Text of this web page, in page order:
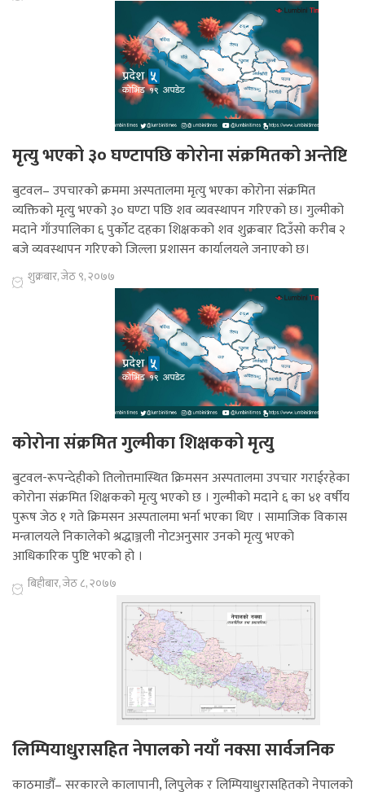
मृत्यु भएको ३० घण्टापछि कोरोना संक्रमितको अन्तेष्टि
बुटवल– उपचारको क्रममा अस्पतालमा मृत्यु भएका कोरोना संक्रमित
व्यक्तिको मृत्यु भएको ३० घण्टा पछि शव व्यवस्थापन गरिएको छ। गुल्मीको
मदाने गाँउपालिका ६ पुर्कोट दहका शिक्षकको शव शुक्रबार दिउँसो करीब २
बजे व्यवस्थापन गरिएको जिल्ला प्रशासन कार्यालयले जनाएको छ।
शुक्रबार, जेठ ९, २०७७
कोरोना संक्रमित गुल्मीका शिक्षकको मृत्यु
बुटवल-रूपन्देहीको तिलोत्तमास्थित क्रिमसन अस्पतालमा उपचार गराईरहेका
कोरोना संक्रमित शिक्षकको मृत्यु भएको छ । गुल्मीको मदाने ६ का ४१ वर्षीय
पुरूष जेठ १ गते क्रिमसन अस्पतालमा भर्ना भएका थिए । सामाजिक विकास
मन्त्रालयले निकालेको श्रद्धाञ्जली नोटअनुसार उनको मृत्यु भएको
आधिकारिक पुष्टि भएको हो ।
बिहीबार, जेठ ८, २०७७
लिम्पियाधुरासहित नेपालको नयाँ नक्सा सार्वजनिक
काठमाडौँ– सरकारले कालापानी, लिपुलेक र लिम्पियाधुरासहितको नेपालको